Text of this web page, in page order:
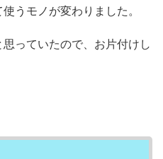
うモノが変わりました。
っていたので、お片付けし